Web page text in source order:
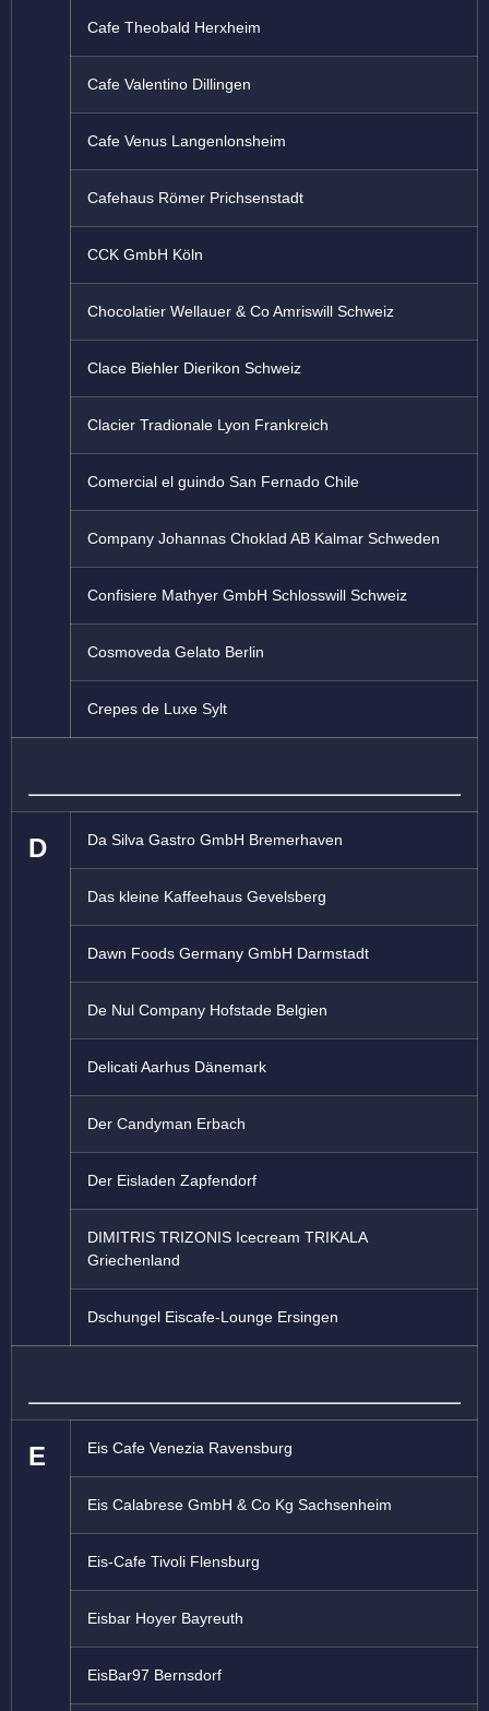
Cafe Theobald Herxheim
Cafe Valentino Dillingen
Cafe Venus Langenlonsheim
Cafehaus Römer Prichsenstadt
CCK GmbH Köln
Chocolatier Wellauer & Co Amriswill Schweiz
Clace Biehler Dierikon Schweiz
Clacier Tradionale Lyon Frankreich
Comercial el guindo San Fernado Chile
Company Johannas Choklad AB Kalmar Schweden
Confisiere Mathyer GmbH Schlosswill Schweiz
Cosmoveda Gelato Berlin
Crepes de Luxe Sylt
D Da Silva Gastro GmbH Bremerhaven
Das kleine Kaffeehaus Gevelsberg
Dawn Foods Germany GmbH Darmstadt
De Nul Company Hofstade Belgien
Delicati Aarhus Dänemark
Der Candyman Erbach
Der Eisladen Zapfendorf
DIMITRIS TRIZONIS Icecream TRIKALA
Griechenland
Dschungel Eiscafe-Lounge Ersingen
E Eis Cafe Venezia Ravensburg
Eis Calabrese GmbH & Co Kg Sachsenheim
Eis-Cafe Tivoli Flensburg
Eisbar Hoyer Bayreuth
EisBar97 Bernsdorf